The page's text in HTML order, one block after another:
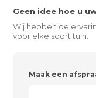
Geen idee hoe u
Wij hebben de
voor elke soort tuin.
Maak een